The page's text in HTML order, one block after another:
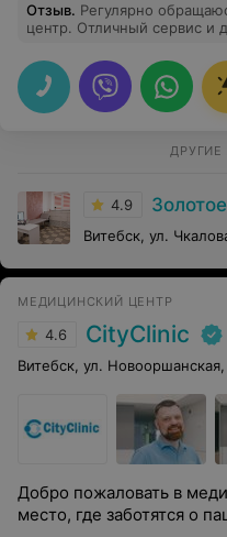
Отзыв. Регулярно
центр. Отличный сервис и
высшем уровне.
ДРУГИЕ
4.9
Витебск, ул.
МЕДИЦИНСКИЙ ЦЕНТР
4.6 CityClinic
Витебск, ул.
Добро пожаловать в
место, где заботятся о